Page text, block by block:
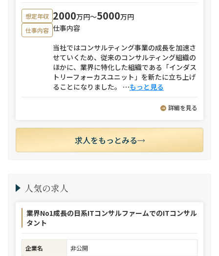
想定年収 2000万円〜5000万円
仕事内容 仕事内容
当社ではコンサルティング事業の成長を加速さ
せていくため、従来のコンサルティング組織の
ほかに、業界に特化した組織である「インダス
トリーフォーカスユニット」を新たに立ち上げ
ることになりました。 ⋯もっと見る
詳細を見る
求人をもっとみる
人気の求人
業界No1成長の日系ITコンサルファームでのITコンサル
タント
企業名
非公開